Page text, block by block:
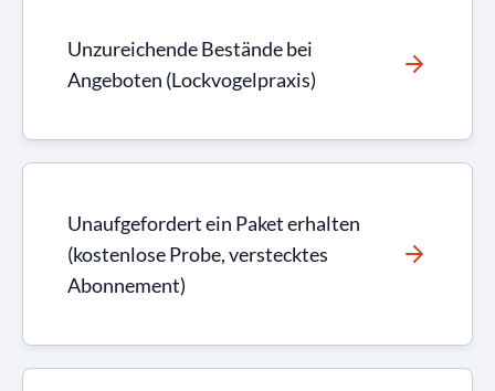
Unzureichende Bestände bei
Angeboten (Lockvogelpraxis)
Unaufgefordert ein Paket erhalten
(kostenlose Probe, verstecktes
Abonnement)